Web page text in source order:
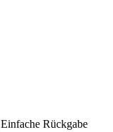
Einfache Rückgabe